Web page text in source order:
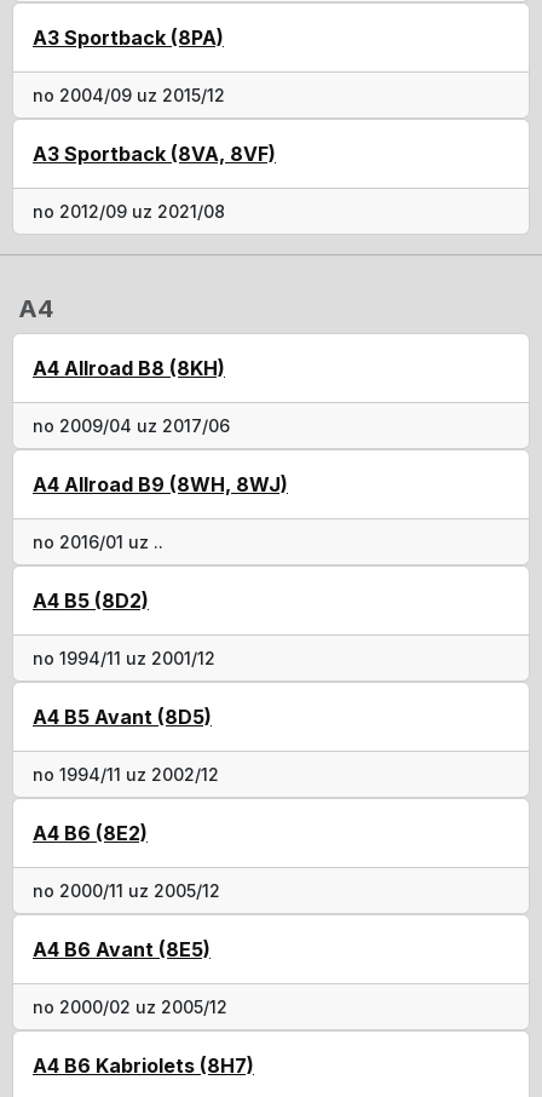
A3 Sportback (8PA)
no 2004/09 uz 2015/12
A3 Sportback (8VA, 8VF)
no 2012/09 uz 2021/08
A4
A4 Allroad B8 (8KH)
no 2009/04 uz 2017/06
A4 Allroad B9 (8WH, 8WJ)
no 2016/01 uz ..
A4 B5 (8D2)
no 1994/11 uz 2001/12
A4 B5 Avant (8D5)
no 1994/11 uz 2002/12
A4 B6 (8E2)
no 2000/11 uz 2005/12
A4 B6 Avant (8E5)
no 2000/02 uz 2005/12
A4 B6 Kabriolets (8H7)